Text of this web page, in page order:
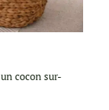
cocon sur-